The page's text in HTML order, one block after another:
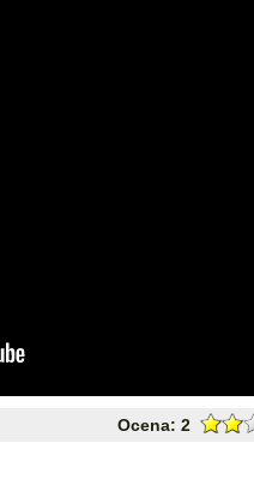
Ocena: 2